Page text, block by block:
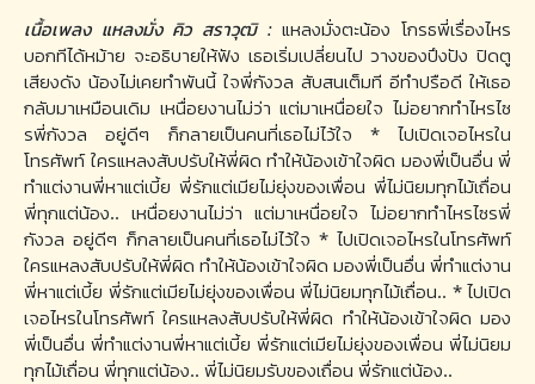
เนื้อเพลง แหลงมั่ง คิว สราวุฒิ :แหลงมั่งตะน้อง โกรธพี่เรื่องไหร
บอกทีได้หม้าย จะอธิบายให้ฟัง เธอเริ่มเปลี่ยนไป วางของปึงปัง ปิดตู
เสียงดัง น้องไม่เคยทำพันนี้ ใจพี่กังวล สับสนเต็มที อีทำปรือดี ให้เธอ
กลับมาเหมือนเดิม เหนื่อยงานไม่ว่า แต่มาเหนื่อยใจ ไม่อยากทำไหรไซ
รพี่กังวล อยู่ดีๆ ก็กลายเป็นคนที่เธอไม่ไว้ใจ * ไปเปิดเจอไหรใน
โทรศัพท์ ใครแหลงสับปรับให้พี่ผิด ทำให้น้องเข้าใจผิด มองพี่เป็นอื่น พี่
ทำแต่งานพี่หาแต่เบี้ย พี่รักแต่เมียไม่ยุ่งของเพื่อน พี่ไม่นิยมทุกไม้เถื่อน
พี่ทุกแต่น้อง.. เหนื่อยงานไม่ว่า แต่มาเหนื่อยใจ ไม่อยากทำไหรไซรพี่
กังวล อยู่ดีๆ ก็กลายเป็นคนที่เธอไม่ไว้ใจ * ไปเปิดเจอไหรในโทรศัพท์
ใครแหลงสับปรับให้พี่ผิด ทำให้น้องเข้าใจผิด มองพี่เป็นอื่น พี่ทำแต่งาน
พี่หาแต่เบี้ย พี่รักแต่เมียไม่ยุ่งของเพื่อน พี่ไม่นิยมทุกไม้เถื่อน.. * ไปเปิด
เจอไหรในโทรศัพท์ ใครแหลงสับปรับให้พี่ผิด ทำให้น้องเข้าใจผิด มอง
พี่เป็นอื่น พี่ทำแต่งานพี่หาแต่เบี้ย พี่รักแต่เมียไม่ยุ่งของเพื่อน พี่ไม่นิยม
ทุกไม้เถื่อน พี่ทุกแต่น้อง.. พี่ไม่นิยมรับของเถื่อน พี่รักแต่น้อง..